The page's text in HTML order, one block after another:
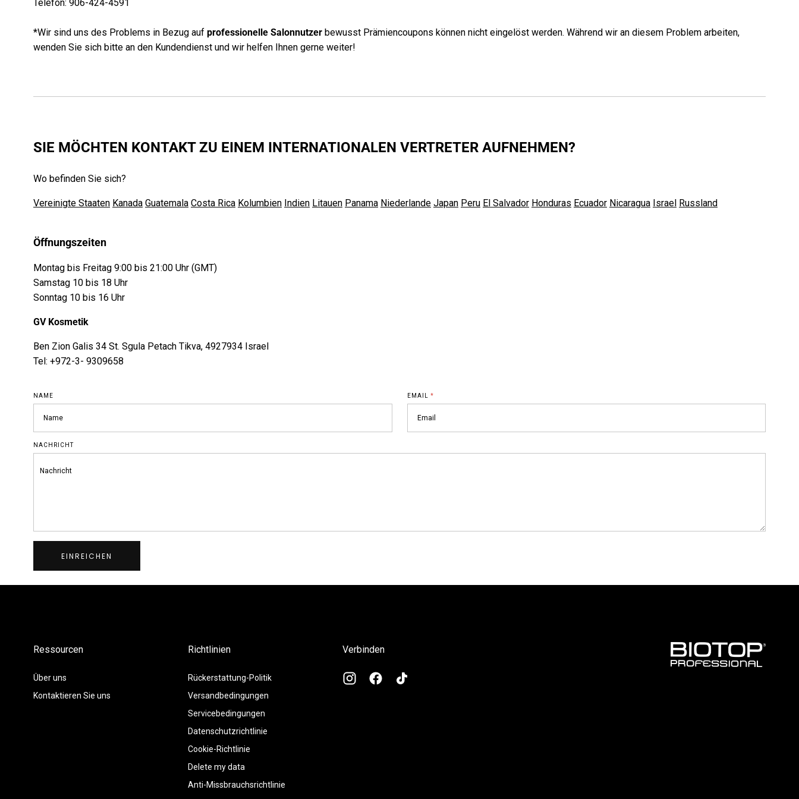
Telefon: 906-424-4591
*Wir sind uns des Problems in Bezug auf professionelle Salonnutzer bewusst Prämiencoupons können nicht eingelöst werden. Während wir an diesem Problem arbeiten,
wenden Sie sich bitte an den Kundendienst und wir helfen Ihnen gerne weiter!
SIE MÖCHTEN KONTAKT ZU EINEM INTERNATIONALEN VERTRETER AUFNEHMEN?
Wo befinden Sie sich?
Vereinigte Staaten Kanada Guatemala Costa Rica Kolumbien Indien Litauen Panama Niederlande Japan Peru El Salvador Honduras Ecuador Nicaragua Israel Russland
Öffnungszeiten
Montag bis Freitag 9:00 bis 21:00 Uhr (GMT)
Samstag 10 bis 18 Uhr
Sonntag 10 bis 16 Uhr
GV Kosmetik
Ben Zion Galis 34 St. Sgula Petach Tikva, 4927934 Israel
Tel: +972-3- 9309658
NAME EMAIL *
NACHRICHT
EINREICHEN
Ressourcen
Über uns
Kontaktieren Sie uns
Richtlinien
Rückerstattung-Politik
Versandbedingungen
Servicebedingungen
Datenschutzrichtlinie
Cookie-Richtlinie
Delete my data
Anti-Missbrauchsrichtlinie
Verbinden